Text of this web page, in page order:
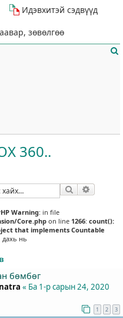
Идэвхитэй сэдвүүд
зөвөлгөө
360..
Хайлт
Warning: in file
Core.phpon line 1266: count():
that implements Countable
дахь нь
бөмбөг
« Ба 1-р сарын 24, 2020
1 2 3